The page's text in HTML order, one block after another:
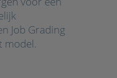
Job Grading
model.